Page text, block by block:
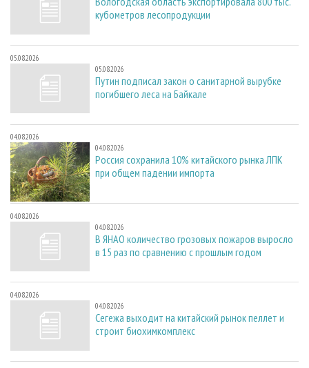
кубометров лесопродукции
05.08.2026
05.08.2026
Путин подписал закон о санитарной вырубке
погибшего леса на Байкале
04.08.2026
04.08.2026
Россия сохранила 10% китайского рынка ЛПК
при общем падении импорта
04.08.2026
04.08.2026
В ЯНАО количество грозовых пожаров выросло
в 15 раз по сравнению с прошлым годом
04.08.2026
04.08.2026
Сегежа выходит на китайский рынок пеллет и
строит биохимкомплекс